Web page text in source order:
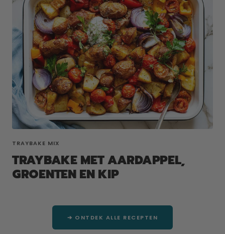
TRAYBAKE MIX
TRAYBAKE MET AARDAPPEL,
GROENTEN EN KIP
➔ ONTDEK ALLE RECEPTEN